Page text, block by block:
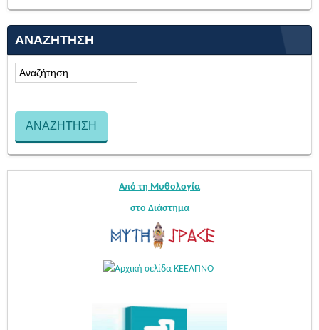
ΑΝΑΖΉΤΗΣΗ
Από τη Μυθολογία
στο Διάστημα